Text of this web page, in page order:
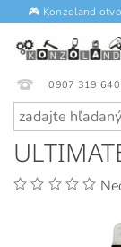
🎮 Konzoland
0907 319 640